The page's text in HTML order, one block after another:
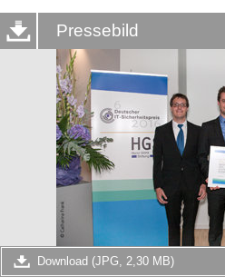
Pressebild
Download (JPG, 2,30 MB)